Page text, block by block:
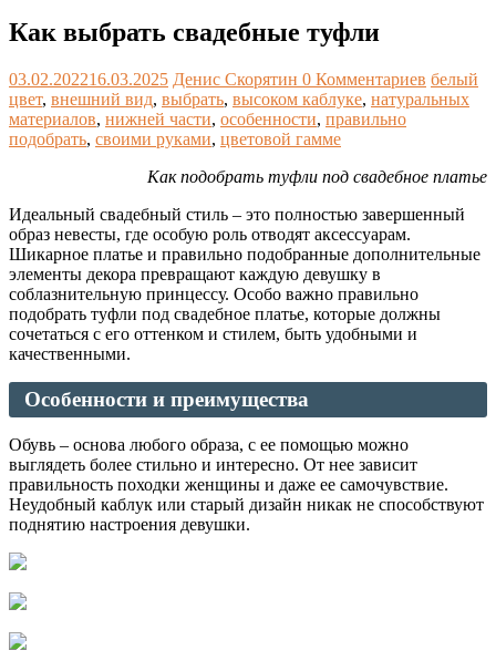
Как выбрать свадебные туфли
03.02.202216.03.2025 Денис Скорятин 0 Комментариев белый
цвет, внешний вид, выбрать, высоком каблуке, натуральных
материалов, нижней части, особенности, правильно
подобрать, своими руками, цветовой гамме
Как подобрать туфли под свадебное платье
Идеальный свадебный стиль – это полностью завершенный
образ невесты, где особую роль отводят аксессуарам.
Шикарное платье и правильно подобранные дополнительные
элементы декора превращают каждую девушку в
соблазнительную принцессу. Особо важно правильно
подобрать туфли под свадебное платье, которые должны
сочетаться с его оттенком и стилем, быть удобными и
качественными.
Особенности и преимущества
Обувь – основа любого образа, с ее помощью можно
выглядеть более стильно и интересно. От нее зависит
правильность походки женщины и даже ее самочувствие.
Неудобный каблук или старый дизайн никак не способствуют
поднятию настроения девушки.